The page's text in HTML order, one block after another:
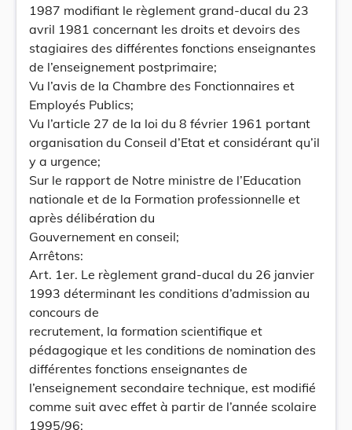
1987 modifiant le règlement grand-ducal du 23
avril 1981 concernant les droits et devoirs des
stagiaires des différentes fonctions enseignantes
de l’enseignement postprimaire;
Vu l’avis de la Chambre des Fonctionnaires et
Employés Publics;
Vu l’article 27 de la loi du 8 février 1961 portant
organisation du Conseil d’Etat et considérant qu’il
y a urgence;
Sur le rapport de Notre ministre de l’Education
nationale et de la Formation professionnelle et
après délibération du
Gouvernement en conseil;
Arrêtons:
Art. 1er. Le règlement grand-ducal du 26 janvier
1993 déterminant les conditions d’admission au
concours de
recrutement, la formation scientifique et
pédagogique et les conditions de nomination des
différentes fonctions enseignantes de
l’enseignement secondaire technique, est modifié
comme suit avec effet à partir de l’année scolaire
1995/96: